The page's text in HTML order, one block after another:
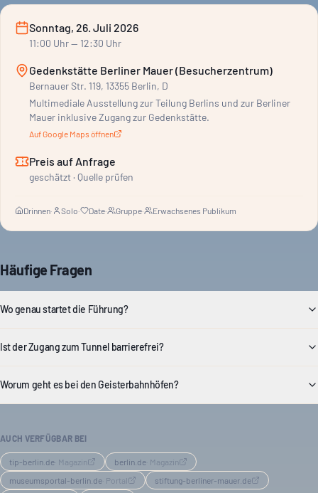
Sonntag, 26. Juli 2026
11:00 Uhr— 12:30 Uhr
Gedenkstätte Berliner Mauer (Besucherzentrum)
Bernauer Str. 119, 13355 Berlin, D
Multimediale Ausstellung zur Teilung Berlins und zur Berliner
Mauer inklusive Zugang zur Gedenkstätte.
Auf Google Maps öffnen
Preis auf Anfrage
geschätzt · Quelle prüfen
Drinnen· Solo· Date· Gruppe· Erwachsenes Publikum
Häufige Fragen
Wo genau startet die Führung?
Ist der Zugang zum Tunnel barrierefrei?
Worum geht es bei den Geisterbahnhöfen?
AUCH VERFÜGBAR BEI
tip-berlin.de Magazin berlin.de Magazin
museumsportal-berlin.de Portal
stiftung-berliner-mauer.de